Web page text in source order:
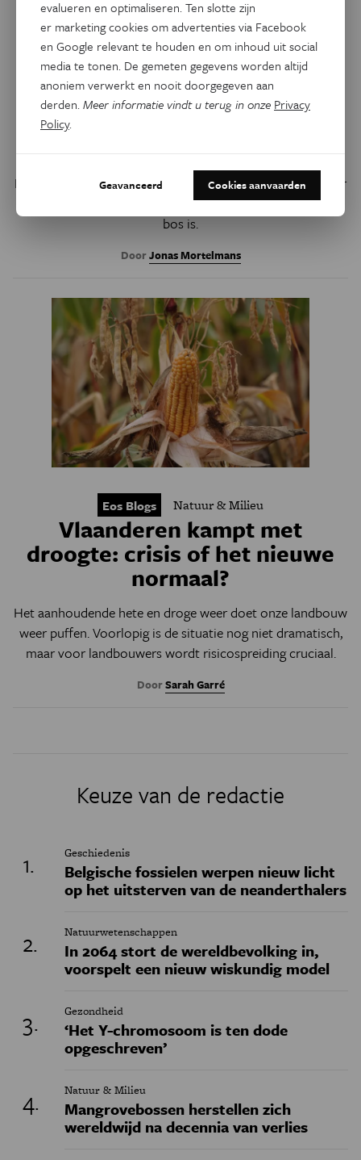
Eos Blogs Natuur & Milieu
Niet elke natuurbrand is
hetzelfde, zeker niet als er
Hitte en droogte verhogen het risico op bosbranden, maar
zijn niet de enige factoren die bepalen hoe kwetsbaar een
bos is.
DoorJonas Mortelmans
Eos Blogs Natuur & Milieu
Vlaanderen kampt met
droogte: crisis of het nieuwe
normaal?
Het aanhoudende hete en droge weer doet onze landbouw
weer puffen. Voorlopig is de situatie nog niet dramatisch,
maar voor landbouwers wordt risicospreiding cruciaal.
DoorSarah Garré
Keuze van de redactie
Geschiedenis
Belgische fossielen werpen nieuw licht
op het uitsterven van de neanderthalers
Natuurwetenschappen
In 2064 stort de wereldbevolking in,
voorspelt een nieuw wiskundig model
Gezondheid
‘Het Y-chromosoom is ten dode
opgeschreven’
Natuur & Milieu
Mangrovebossen herstellen zich
wereldwijd na decennia van verlies
evalueren en optimaliseren. Ten slotte zijn
er marketing cookies om advertenties via Facebook
en Google relevant te houden en om inhoud uit social
media te tonen. De gemeten gegevens worden altijd
anoniem verwerkt en nooit doorgegeven aan
derden.Meer informatie vindt u terug in onze Privacy
Policy.
Geavanceerd Cookies aanvaarden